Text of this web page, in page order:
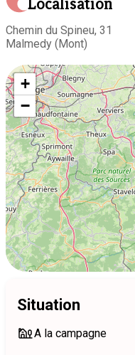
Chemin du Spineu, 31
Malmedy (Mont)
+
−
Situation
A la campagne